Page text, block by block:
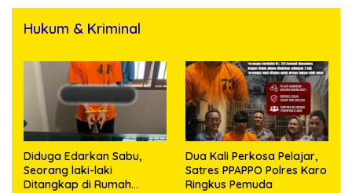
Hukum & Kriminal
Diduga Edarkan Sabu,
Seorang laki-laki
Ditangkap di Rumah
Dua Kali Perkosa Pelajar,
Satres PPAPPO Polres Karo
Ringkus Pemuda